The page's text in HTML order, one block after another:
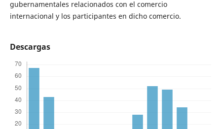
gubernamentales relacionados con el comercio
internacional y los participantes en dicho comercio.
Descargas